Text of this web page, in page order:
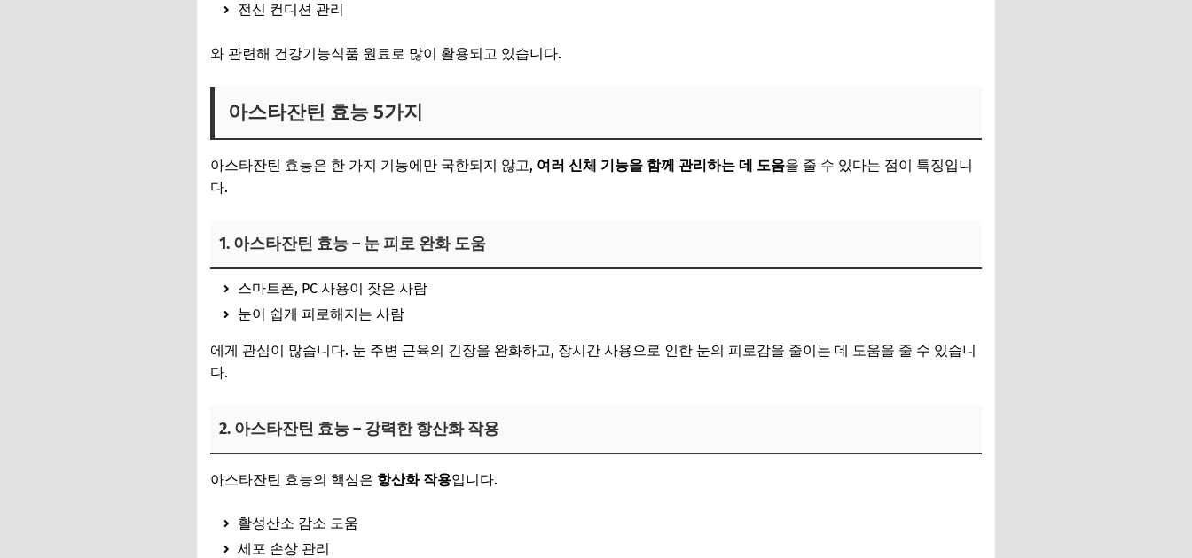
전신 컨디션 관리
와 관련해 건강기능식품 원료로 많이 활용되고 있습니다.
아스타잔틴 효능 5가지
아스타잔틴 효능은 한 가지 기능에만 국한되지 않고, 여러 신체 기능을 함께 관리하는 데 도움을 줄 수 있다는 점이 특징입니
다.
1. 아스타잔틴 효능 – 눈 피로 완화 도움
스마트폰, PC 사용이 잦은 사람
눈이 쉽게 피로해지는 사람
에게 관심이 많습니다. 눈 주변 근육의 긴장을 완화하고, 장시간 사용으로 인한 눈의 피로감을 줄이는 데 도움을 줄 수 있습니
다.
2. 아스타잔틴 효능 – 강력한 항산화 작용
아스타잔틴 효능의 핵심은 항산화 작용입니다.
활성산소 감소 도움
세포 손상 관리